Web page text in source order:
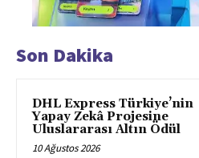
Son Dakika
DHL Express Türkiye’nin
Yapay Zekâ Projesine
Uluslararası Altın Ödül
10 Ağustos 2026